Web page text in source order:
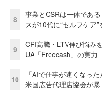
8
事業とCSRは一体であ
スが10代に“セルフケア
9
CPI高騰・LTV伸び悩み
UA「Freecash」の実力
10
「AIで仕事が速くなっ
米国広告代理店協会が